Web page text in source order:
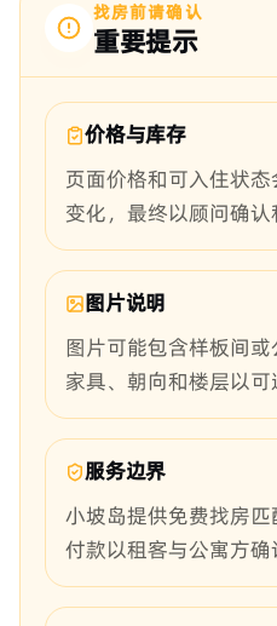
找房前请确认
重要提示
价格与库存
页面价格和可入住状
变化，最终以顾问确认
图片说明
图片可能包含样板间或
家具、朝向和楼层以可
服务边界
小坡岛提供免费找房
付款以租客与公寓方确